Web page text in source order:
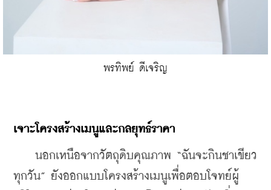
พรทิพย์ ดีเจริญ
เจาะโครงสร้างเมนูและกลยุทธ์ราคา
นอกเหนือจากวัตถุดิบคุณภาพ “ฉันจะกินชาเขียว
ทุกวัน” ยังออกแบบโครงสร้างเมนูเพื่อตอบโจทย์ผู้